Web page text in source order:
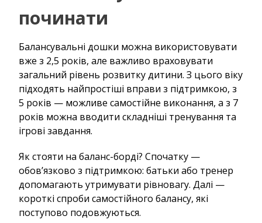
починати
Балансувальні дошки можна використовувати
вже з 2,5 років, але важливо враховувати
загальний рівень розвитку дитини. З цього віку
підходять найпростіші вправи з підтримкою, з
5 років — можливе самостійне виконання, а з 7
років можна вводити складніші тренування та
ігрові завдання.
Як стояти на баланс-борді? Спочатку —
обов’язково з підтримкою: батьки або тренер
допомагають утримувати рівновагу. Далі —
короткі спроби самостійного балансу, які
поступово подовжуються.